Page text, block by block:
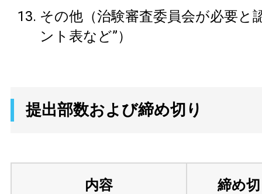
その他（治験審査委員会が必要と
ント表など”）
提出部数および締め切り
内容 締め